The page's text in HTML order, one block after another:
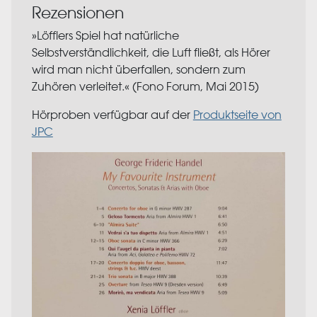
Rezensionen
»Löfflers Spiel hat natürliche
Selbstverständlichkeit, die Luft fließt, als Hörer
wird man nicht überfallen, sondern zum
Zuhören verleitet.​« (Fono Forum, Mai 2015)
Hörproben verfügbar auf der Produktseite von
JPC